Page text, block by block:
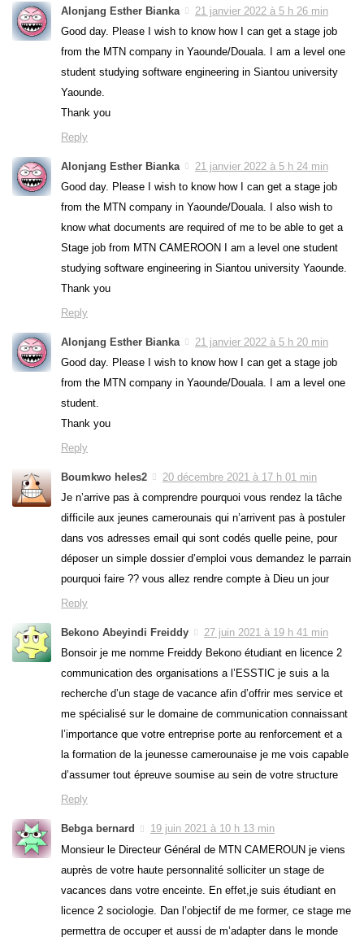
Alonjang Esther Bianka
21 janvier 2022 à 5 h 26 min
Good day. Please I wish to know how I can get a stage job
from the MTN company in Yaounde/Douala. I am a level one
student studying software engineering in Siantou university
Yaounde.
Thank you
Reply
Alonjang Esther Bianka
21 janvier 2022 à 5 h 24 min
Good day. Please I wish to know how I can get a stage job
from the MTN company in Yaounde/Douala. I also wish to
know what documents are required of me to be able to get a
Stage job from MTN CAMEROON I am a level one student
studying software engineering in Siantou university Yaounde.
Thank you
Reply
Alonjang Esther Bianka
21 janvier 2022 à 5 h 20 min
Good day. Please I wish to know how I can get a stage job
from the MTN company in Yaounde/Douala. I am a level one
student.
Thank you
Reply
Boumkwo heles2
20 décembre 2021 à 17 h 01 min
Je n’arrive pas à comprendre pourquoi vous rendez la tâche
difficile aux jeunes camerounais qui n’arrivent pas à postuler
dans vos adresses email qui sont codés quelle peine, pour
déposer un simple dossier d’emploi vous demandez le parrain
pourquoi faire ?? vous allez rendre compte à Dieu un jour
Reply
Bekono Abeyindi Freiddy
27 juin 2021 à 19 h 41 min
Bonsoir je me nomme Freiddy Bekono étudiant en licence 2
communication des organisations a l’ESSTIC je suis a la
recherche d’un stage de vacance afin d’offrir mes service et
me spécialisé sur le domaine de communication connaissant
l’importance que votre entreprise porte au renforcement et a
la formation de la jeunesse camerounaise je me vois capable
d’assumer tout épreuve soumise au sein de votre structure
Reply
Bebga bernard
19 juin 2021 à 10 h 13 min
Monsieur le Directeur Général de MTN CAMEROUN je viens
auprès de votre haute personnalité solliciter un stage de
vacances dans votre enceinte. En effet,je suis étudiant en
licence 2 sociologie. Dan l’objectif de me former, ce stage me
permettra de occuper et aussi de m’adapter dans le monde